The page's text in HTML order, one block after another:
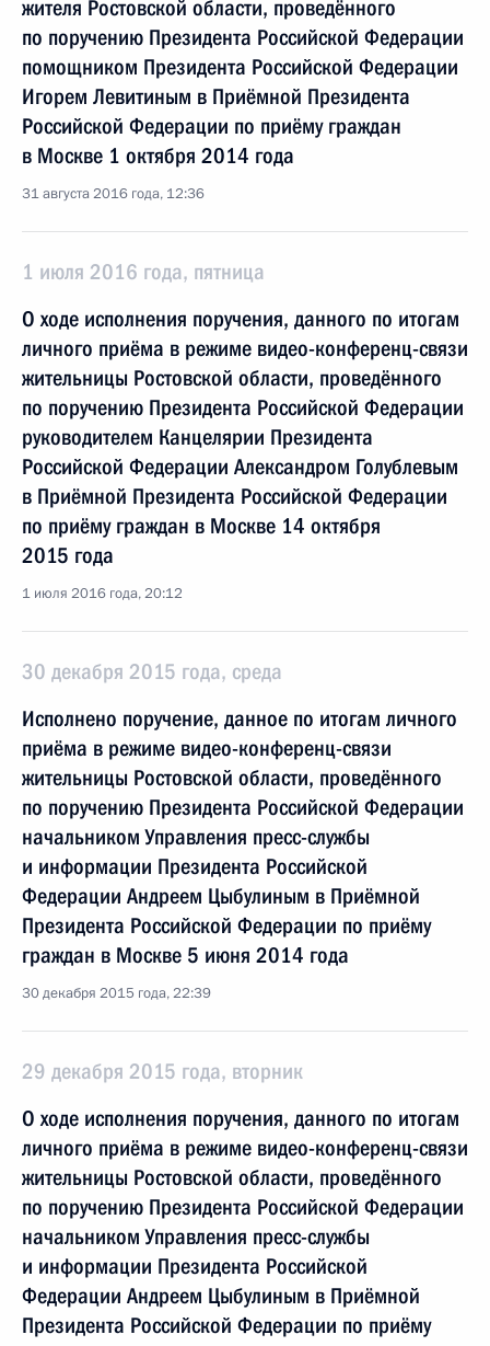
жителя Ростовской области, проведённого
по поручению Президента Российской Федерации
помощником Президента Российской Федерации
Игорем Левитиным в Приёмной Президента
Российской Федерации по приёму граждан
в Москве 1 октября 2014 года
31 августа 2016 года, 12:36
1 июля 2016 года, пятница
О ходе исполнения поручения, данного по итогам
личного приёма в режиме видео-конференц-связи
жительницы Ростовской области, проведённого
по поручению Президента Российской Федерации
руководителем Канцелярии Президента
Российской Федерации Александром Голублевым
в Приёмной Президента Российской Федерации
по приёму граждан в Москве 14 октября
2015 года
1 июля 2016 года, 20:12
30 декабря 2015 года, среда
Исполнено поручение, данное по итогам личного
приёма в режиме видео-конференц-связи
жительницы Ростовской области, проведённого
по поручению Президента Российской Федерации
начальником Управления пресс-службы
и информации Президента Российской
Федерации Андреем Цыбулиным в Приёмной
Президента Российской Федерации по приёму
граждан в Москве 5 июня 2014 года
30 декабря 2015 года, 22:39
29 декабря 2015 года, вторник
О ходе исполнения поручения, данного по итогам
личного приёма в режиме видео-конференц-связи
жительницы Ростовской области, проведённого
по поручению Президента Российской Федерации
начальником Управления пресс-службы
и информации Президента Российской
Федерации Андреем Цыбулиным в Приёмной
Президента Российской Федерации по приёму